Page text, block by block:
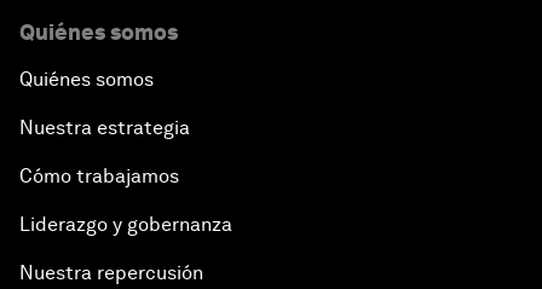
Quiénes somos
Quiénes somos
Nuestra estrategia
Cómo trabajamos
Liderazgo y gobernanza
Nuestra repercusión